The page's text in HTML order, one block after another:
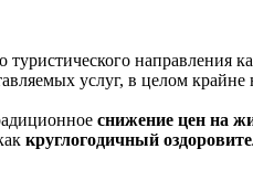
направления
услуг, в целом
снижение цен на
круглогодичный